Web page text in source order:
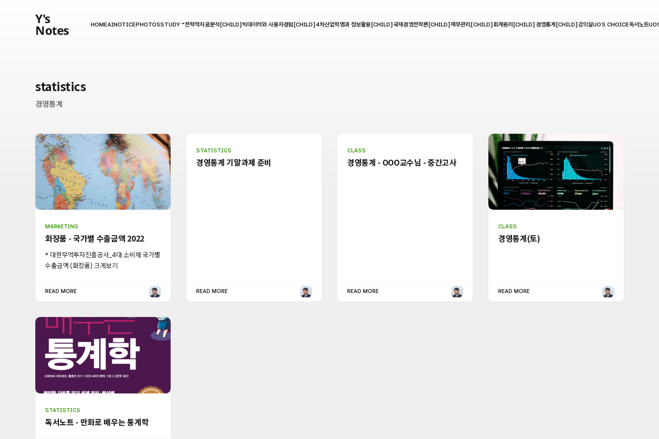
Y's
Notes HOMEAINOTICEPHOTOSSTUDY 전략적자료분석[CHILD]빅데이터와 사용자경험[CHILD]4차산업혁명과 정보활용[CHILD]국제경영전략론[CHILD]재무관리[CHILD]회계원리[CHILD]경영통계[CHILD]강의실UOS CHOICE독서노트
statistics
경영통계
MARKETING
화장품 - 국가별 수출금액 2022
* 대한무역투자진흥공사_4대 소비재 국가별
수출금액 (화장품) 크게보기
READ MORE
STATISTICS
경영통계 기말과제 준비
READ MORE
CLASS
경영통계 - OOO교수님 - 중간고사
READ MORE
CLASS
경영통계(토)
READ MORE
STATISTICS
독서노트 - 만화로 배우는 통계학